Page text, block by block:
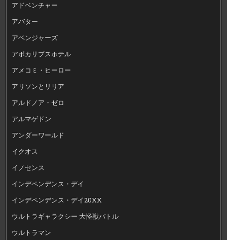
アドベンチャー
アバター
アベンジャーズ
アポカリプスホテル
アメコミ・ヒーロー
アリソンとリリア
アルドノア・ゼロ
アルマゲドン
アンダーワールド
イクオス
イノセンス
インデペンデンス・デイ
インデペンデンス・デイ20XX
ウルトラギャラクシー 大怪獣バトル
ウルトラマン